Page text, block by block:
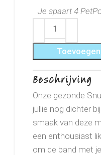
Je spaart 4
Beschrijving
Onze gezonde
jullie nog dichter
smaak van deze
een enthousiast
om de band met